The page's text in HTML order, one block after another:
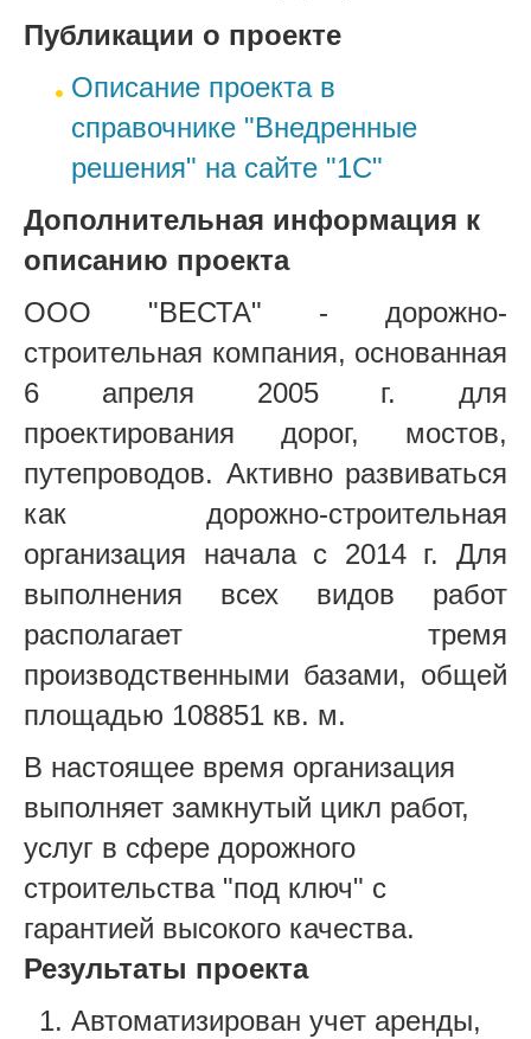
Публикации о проекте
Описание проекта в
справочнике "Внедренные
решения" на сайте "1С"
Дополнительная информация к
описанию проекта
ООО "ВЕСТА" - дорожно-
строительная компания, основанная
6 апреля 2005 г. для
проектирования дорог, мостов,
путепроводов. Активно развиваться
как дорожно-строительная
организация начала с 2014 г. Для
выполнения всех видов работ
располагает тремя
производственными базами, общей
площадью 108851 кв. м.
В настоящее время организация
выполняет замкнутый цикл работ,
услуг в сфере дорожного
строительства "под ключ" с
гарантией высокого качества.
Результаты проекта
Автоматизирован учет аренды,